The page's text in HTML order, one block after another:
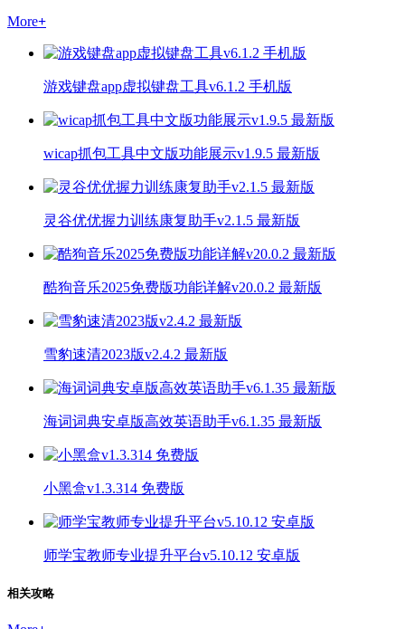
More+
游戏键盘app虚拟键盘工具v6.1.2 手机版
wicap抓包工具中文版功能展示v1.9.5 最新版
灵谷优优握力训练康复助手v2.1.5 最新版
酷狗音乐2025免费版功能详解v20.0.2 最新版
雪豹速清2023版v2.4.2 最新版
海词词典安卓版高效英语助手v6.1.35 最新版
小黑盒v1.3.314 免费版
师学宝教师专业提升平台v5.10.12 安卓版
相关攻略